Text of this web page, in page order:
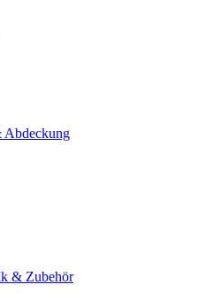
Abdeckung
& Zubehör